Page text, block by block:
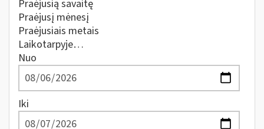
Praėjusią savaitę
Praėjusį mėnesį
Praėjusiais metais
Laikotarpyje…
Nuo
Iki